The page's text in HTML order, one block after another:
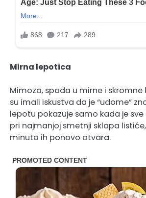
Mirna lepotica
Mimoza, spada u mirne i skromne
su imali iskustva da je “udome”
lepotu pokazuje samo kada je sve
pri najmanjoj smetnji sklapa
minuta ih ponovo otvara.